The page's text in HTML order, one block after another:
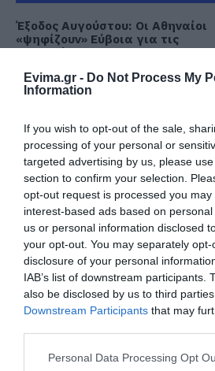
Evima.gr - Do Not Process My
Information
If you wish to opt-out of the sale,
processing of your personal or
targeted advertising by us, please
section to confirm your selection.
opt-out request is processed you may
interest-based ads based on
us or personal information disclosed
your opt-out. You may separately
disclosure of your personal
IAB’s list of downstream participants.
also be disclosed by us to third
Downstream Participants that may
Please note that this website/app
Personal Data Processing Opt
Έξοδος Αυγούστου: Οι Αθηναίοι
«ψηφίζουν» Εύβοια για τις
διακοπές τους!
08.08.2026 | 13:40
περιπτώσεις η ΑΑΔΕ επιβάλλει
φόρο από 10% έως 40%
08.08.2026 | 13:20
Εικόνες σοκ σε κοιμητήριο της
Εύβοιας: Δείτε τι έκαναν
08.08.2026 | 13:00
Α. Ο. Χαλκίς: Πρώτο φιλικό
για νέα αγωνιστική περίοδο – Η
ώρα
Τι γίνεται με τις τσούχτρες στην